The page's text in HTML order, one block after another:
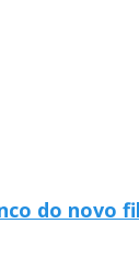
do novo